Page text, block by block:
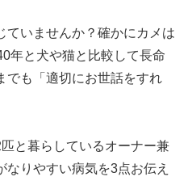
ていませんか？確かにカメは
年と犬や猫と比較して長命
でも「適切にお世話をすれ
と暮らしているオーナー兼
りやすい病気を3点お伝え